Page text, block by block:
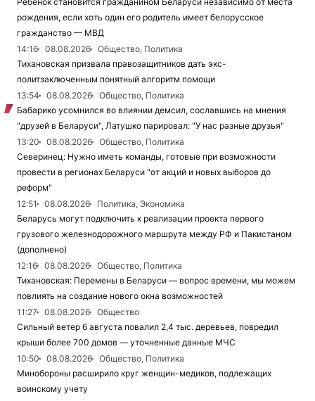
рождения, если хоть один его родитель имеет белорусское
гражданство — МВД
14:16
08.08.2026
Общество, Политика
Тихановская призвала правозащитников дать экс-
политзаключенным понятный алгоритм помощи
13:54
08.08.2026
Общество, Политика
Бабарико усомнился во влиянии демсил, сославшись на мнения
"друзей в Беларуси", Латушко парировал: "У нас разные друзья"
13:20
08.08.2026
Общество, Политика
Северинец: Нужно иметь команды, готовые при возможности
провести в регионах Беларуси "от акций и новых выборов до
реформ"
12:51
08.08.2026
Политика, Экономика
Беларусь могут подключить к реализации проекта первого
грузового железнодорожного маршрута между РФ и Пакистаном
(дополнено)
12:16
08.08.2026
Общество, Политика
Тихановская: Перемены в Беларуси — вопрос времени, мы можем
повлиять на создание нового окна возможностей
11:27
08.08.2026
Общество
Сильный ветер 6 августа повалил 2,4 тыс. деревьев, повредил
крыши более 700 домов — уточненные данные МЧС
10:50
08.08.2026
Общество, Политика
Минобороны расширило круг женщин-медиков, подлежащих
воинскому учету